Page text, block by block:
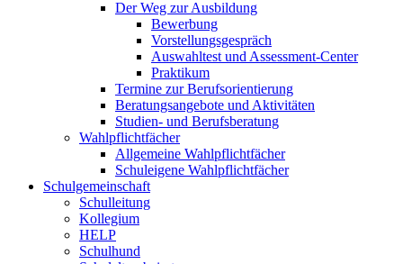
Der Weg zur Ausbildung
Bewerbung
Vorstellungsgespräch
Auswahltest und Assessment-Center
Praktikum
Termine zur Berufsorientierung
Beratungsangebote und Aktivitäten
Studien- und Berufsberatung
Wahlpflichtfächer
Allgemeine Wahlpflichtfächer
Schuleigene Wahlpflichtfächer
Schulgemeinschaft
Schulleitung
Kollegium
HELP
Schulhund